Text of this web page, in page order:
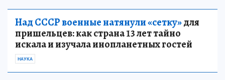
Над СССР военные натянули «сетку»для
пришельцев: как страна 13 лет тайно
искала и изучала инопланетных гостей
НАУКА